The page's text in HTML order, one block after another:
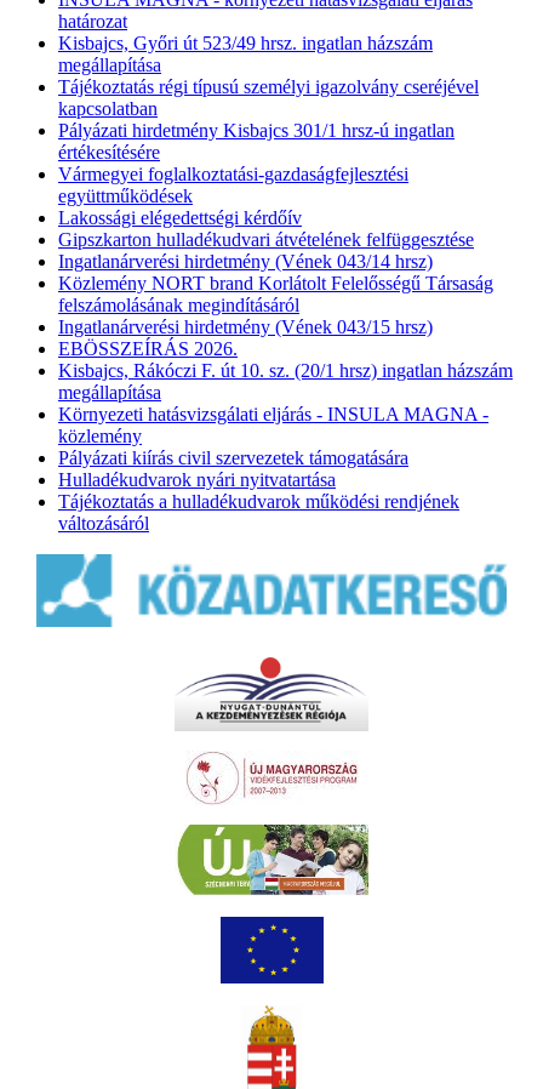
határozat
Kisbajcs, Győri út 523/49 hrsz. ingatlan házszám
megállapítása
Tájékoztatás régi típusú személyi igazolvány cseréjével
kapcsolatban
Pályázati hirdetmény Kisbajcs 301/1 hrsz-ú ingatlan
értékesítésére
Vármegyei foglalkoztatási-gazdaságfejlesztési
együttműködések
Lakossági elégedettségi kérdőív
Gipszkarton hulladékudvari átvételének felfüggesztése
Ingatlanárverési hirdetmény (Vének 043/14 hrsz)
Közlemény NORT brand Korlátolt Felelősségű Társaság
felszámolásának megindításáról
Ingatlanárverési hirdetmény (Vének 043/15 hrsz)
EBÖSSZEÍRÁS 2026.
Kisbajcs, Rákóczi F. út 10. sz. (20/1 hrsz) ingatlan házszám
megállapítása
Környezeti hatásvizsgálati eljárás - INSULA MAGNA -
közlemény
Pályázati kiírás civil szervezetek támogatására
Hulladékudvarok nyári nyitvatartása
Tájékoztatás a hulladékudvarok működési rendjének
változásáról